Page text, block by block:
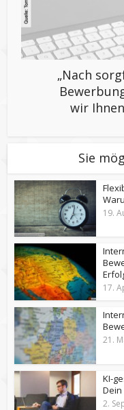
„Nach
wir
Sie
19.
17.
21.
KI-
2.